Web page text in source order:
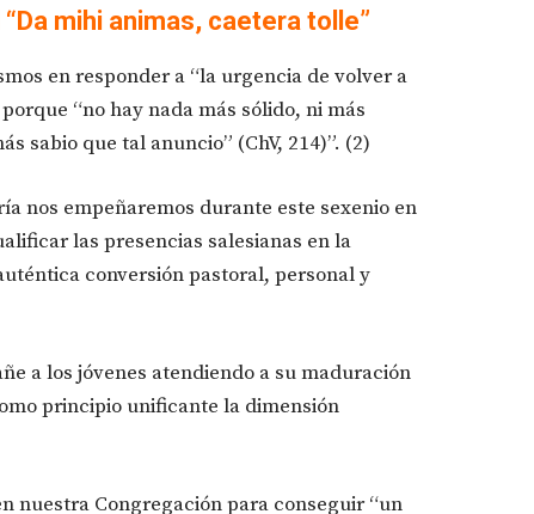
mihi animas, caetera tolle”
en responder a “la urgencia de volver a
“no hay nada más sólido, ni más
sabio que tal anuncio” (ChV, 214)”. (2)
nos empeñaremos durante este sexenio en
las presencias salesianas en la
conversión pastoral, personal y
a los jóvenes atendiendo a su maduración
principio unificante la dimensión
nuestra Congregación para conseguir “un